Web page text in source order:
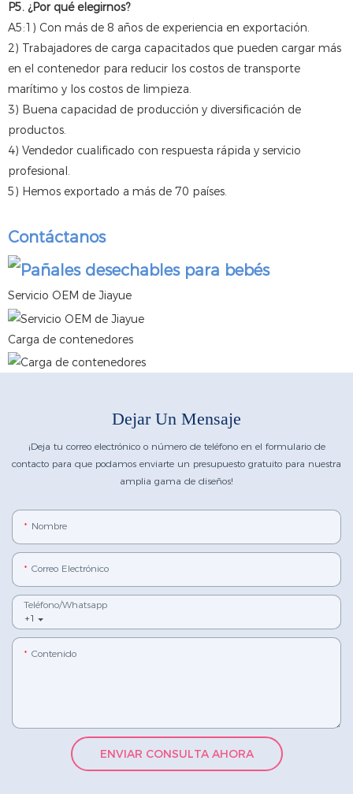
P5. ¿Por qué elegirnos?
A5:1) Con más de 8 años de experiencia en exportación.
2) Trabajadores de carga capacitados que pueden cargar más
en el contenedor para reducir los costos de transporte
marítimo y los costos de limpieza.
3) Buena capacidad de producción y diversificación de
productos.
4) Vendedor cualificado con respuesta rápida y servicio
profesional.
5) Hemos exportado a más de 70 países.
Contáctanos
Servicio OEM de Jiayue
Carga de contenedores
Dejar Un Mensaje
¡Deja tu correo electrónico o número de teléfono en el formulario de
contacto para que podamos enviarte un presupuesto gratuito para nuestra
amplia gama de diseños!
Nombre
Correo Electrónico
+1
Teléfono/whatsapp
Contenido
ENVIAR CONSULTA AHORA